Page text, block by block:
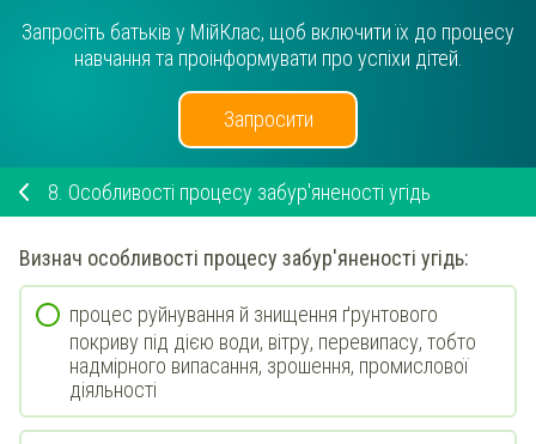
Запросіть батьків у МійКлас, щоб включити їх до процесу
навчання та проінформувати про успіхи дітей.
Запросити
8. Особливості процесу забур'яненості угідь
Визнач особливості процесу забур'яненості угідь:
процес руйнування й знищення ґрунтового
покриву під дією води, вітру, перевипасу, тобто
надмірного випасання, зрошення, промислової
діяльності